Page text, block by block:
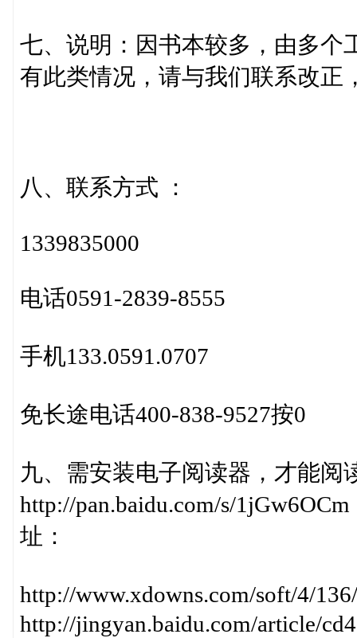
七、说明：因书本较多，由多个
有此类情况，请与我们联系改正
八、联系方式 ：
1339835000
电话0591-2839-8555
手机133.0591.0707
免长途电话400-838-9527按0
九、需安装电子阅读器，才能阅
http://pan.baidu.com/s/
址：
http://www.xdowns.com/soft/4/
http://jingyan.baidu.com/article/